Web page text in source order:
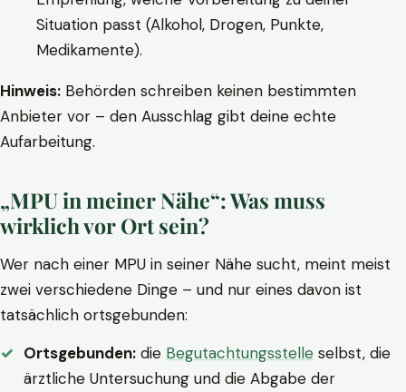
Situation passt (Alkohol, Drogen, Punkte,
Medikamente).
Hinweis: Behörden schreiben keinen bestimmten
Anbieter vor – den Ausschlag gibt deine echte
Aufarbeitung.
„MPU in meiner Nähe“: Was muss
wirklich vor Ort sein?
Wer nach einer MPU in seiner Nähe sucht, meint meist
zwei verschiedene Dinge – und nur eines davon ist
tatsächlich ortsgebunden:
Ortsgebunden: die Begutachtungsstelle selbst, die
ärztliche Untersuchung und die Abgabe der